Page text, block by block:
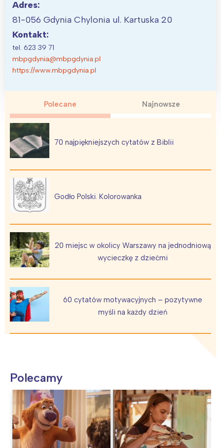
Adres:
81-056 Gdynia Chylonia ul. Kartuska 20
Kontakt:
tel. 623 39 71
mbpgdynia@mbpgdynia.pl
https://www.mbpgdynia.pl
Polecane Najnowsze
70 najpiękniejszych cytatów z Biblii
Godło Polski. Kolorowanka
20 miejsc w okolicy Warszawy na jednodniową
wycieczkę z dziećmi
60 cytatów motywacyjnych – pozytywne
myśli na każdy dzień
Polecamy